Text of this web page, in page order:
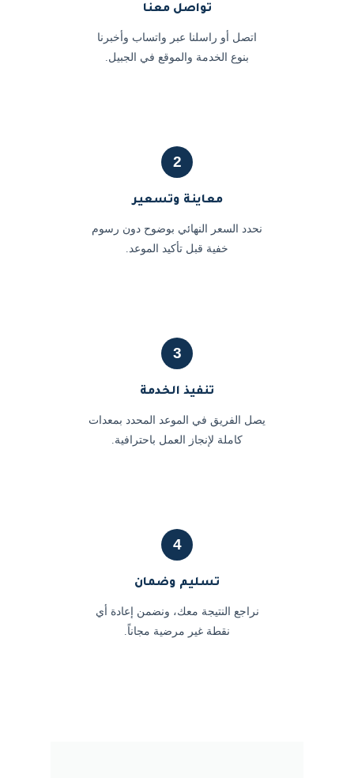
تواصل معنا
اتصل أو راسلنا عبر واتساب وأخبرنا
بنوع الخدمة والموقع في الجبيل.
2
معاينة وتسعير
نحدد السعر النهائي بوضوح دون رسوم
خفية قبل تأكيد الموعد.
3
تنفيذ الخدمة
يصل الفريق في الموعد المحدد بمعدات
كاملة لإنجاز العمل باحترافية.
4
تسليم وضمان
نراجع النتيجة معك، ونضمن إعادة أي
نقطة غير مرضية مجاناً.